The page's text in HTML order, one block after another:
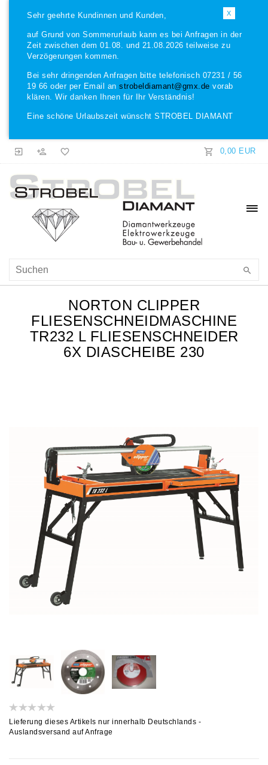
X
Sehr geehrte Kundinnen und Kunden,
auf Grund von Sommerurlaub kann es bei Anfragen in der
Zeit zwischen dem 01.08. und 21.08.2026 teilweise zu
Verzögerungen kommen.
Bei sehr dringenden Anfragen bitte telefonisch 07231 / 56
19 66 oder per Email an strobeldiamant@gmx.de vorab
klären. Wir danken Ihnen für Ihr Verständnis!
Eine schöne Urlaubszeit wünscht STROBEL DIAMANT
0,00 EUR
NORTON CLIPPER
FLIESENSCHNEIDMASCHINE
TR232 L FLIESENSCHNEIDER
6X DIASCHEIBE 230
Lieferung dieses Artikels nur innerhalb Deutschlands -
Auslandsversand auf Anfrage